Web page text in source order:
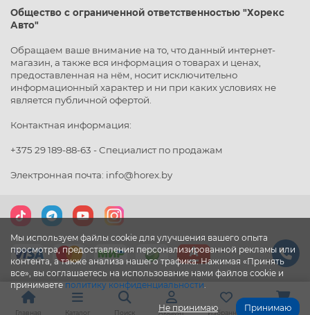
Мы используем файлы cookie для улучшения вашего опыта
просмотра, предоставления персонализированной рекламы или
контента, а также анализа нашего трафика. Нажимая «Принять
все», вы соглашаетесь на использование нами файлов cookie и
принимаете политику конфиденциальности.
Не принимаю Принимаю
Общество с ограниченной ответственностью "Хорекс
Авто"
Обращаем ваше внимание на то, что данный интернет-
магазин, а также вся информация о товарах и ценах,
предоставленная на нём, носит исключительно
информационный характер и ни при каких условиях не
является публичной офертой.
Контактная информация:
+375 29 189-88-63 - Специалист по продажам
Электронная почта: info@horex.by
Главная Каталог Поиск Аккаунт Избранное Корзина